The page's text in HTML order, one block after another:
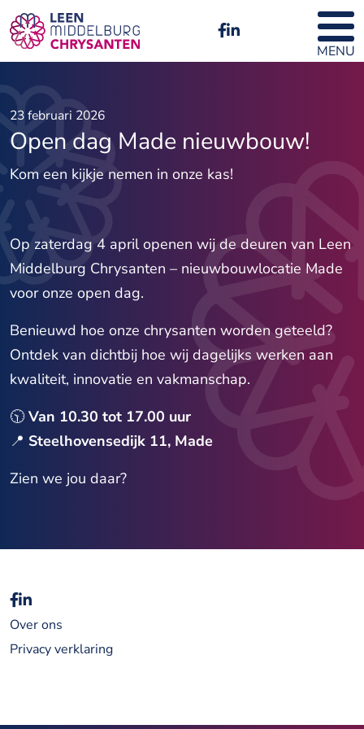
MENU
23 februari 2026
Open dag Made nieuwbouw!
Kom een kijkje nemen in onze kas!
Op zaterdag 4 april openen wij de deuren van Leen
Middelburg Chrysanten – nieuwbouwlocatie Made
voor onze open dag.
Benieuwd hoe onze chrysanten worden geteeld?
Ontdek van dichtbij hoe wij dagelijks werken aan
kwaliteit, innovatie en vakmanschap.
🕥Van 10.30 tot 17.00 uur
📍 Steelhovensedijk 11, Made
Zien we jou daar?
Over ons
Privacy verklaring